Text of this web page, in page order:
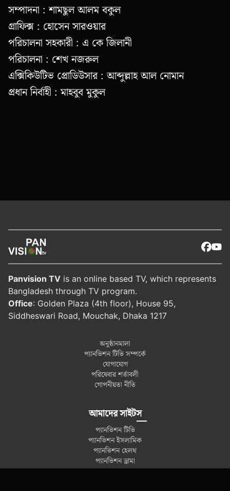
সম্পাদনা : শামছুল আলম বকুল
গ্রাফিক্স : হোসেন সারওয়ার
পরিচালনা সহকারী : এ কে জিলানী
পরিচালনা : শেখ নজরুল
এক্সিকিউটিভ প্রোডিউসার : আব্দুল্লাহ আল নোমান
প্রধান নির্বাহী : মাহবুব মুকুল
Panvision TV is an online based TV, which represents
Bangladesh through TV program.
Office: Golden Plaza (4th floor), House 95,
Siddheswari Road, Mouchak, Dhaka 1217
অনুষ্ঠানমালা
প্যানভিশন টিভি সম্পর্কে
যোগাযোগ
পরিষেবার শর্তাবলী
গোপনীয়তা নীতি
আমাদের সাইটস
প্যানভিশন টিভি
প্যানভিশন ইসলামিক
প্যানভিশন হেলথ
প্যানভিশন ড্রামা